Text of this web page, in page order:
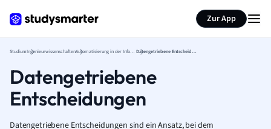
Zur App
StudiumIngenieurwissenschaften Automatisierung in der Informationstechnologie Datengetriebene Entscheidungen
Datengetriebene
Entscheidungen
Datengetriebene Entscheidungen sind ein Ansatz, bei dem